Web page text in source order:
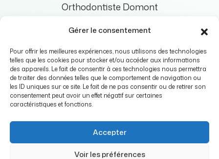
Gérer le consentement
Pour offrir les meilleures expériences, nous utilisons des technologies
telles que les cookies pour stocker et/ou accéder aux informations
des appareils. Le fait de consentir à ces technologies nous permettra
de traiter des données telles que le comportement de navigation ou
les ID uniques sur ce site. Le fait de ne pas consentir ou de retirer son
consentement peut avoir un effet négatif sur certaines
caractéristiques et fonctions.
Accepter
Voir les préférences
Orthodontiste Domont
Orthodontiste Bouffémont
Orthodontiste Saint-Prix
Cabinet Ermont Eaubonne Orthodontie © 2026 Tous droits
réservés
Conception et réalisation :
Mentions légales